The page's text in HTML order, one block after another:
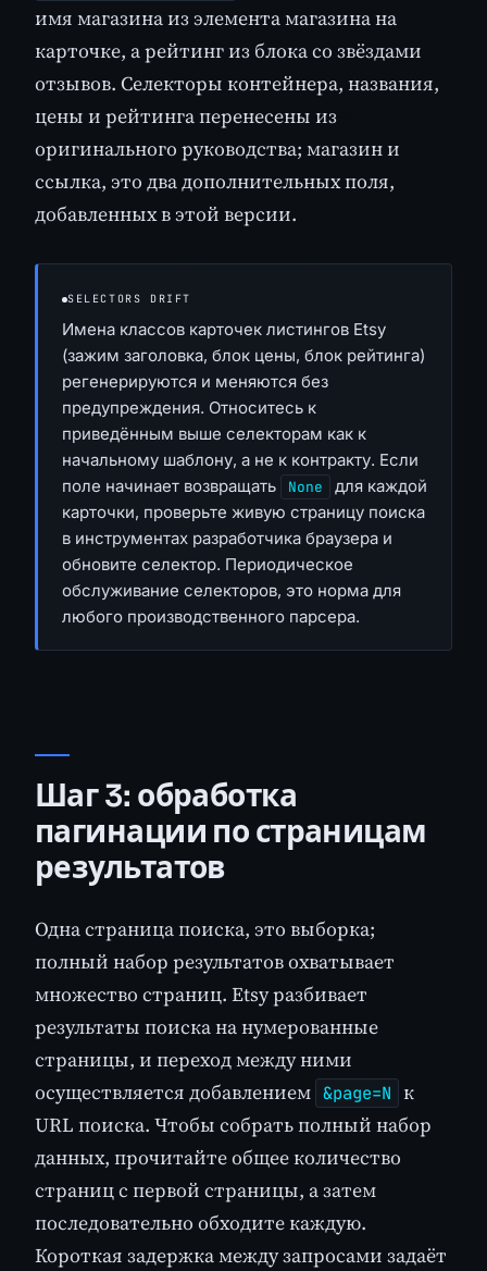
имя магазина из элемента магазина на
карточке, а рейтинг из блока со звёздами
отзывов. Селекторы контейнера, названия,
цены и рейтинга перенесены из
оригинального руководства; магазин и
ссылка, это два дополнительных поля,
добавленных в этой версии.
SELECTORS DRIFT
Имена классов карточек листингов Etsy
(зажим заголовка, блок цены, блок рейтинга)
регенерируются и меняются без
предупреждения. Относитесь к
приведённым выше селекторам как к
начальному шаблону, а не к контракту. Если
поле начинает возвращать
None
для каждой
карточки, проверьте живую страницу поиска
в инструментах разработчика браузера и
обновите селектор. Периодическое
обслуживание селекторов, это норма для
любого производственного парсера.
Шаг 3: обработка
пагинации по страницам
результатов
Одна страница поиска, это выборка;
полный набор результатов охватывает
множество страниц. Etsy разбивает
результаты поиска на нумерованные
страницы, и переход между ними
осуществляется добавлением &page=N к
URL поиска. Чтобы собрать полный набор
данных, прочитайте общее количество
страниц с первой страницы, а затем
последовательно обходите каждую.
Короткая задержка между запросами задаёт